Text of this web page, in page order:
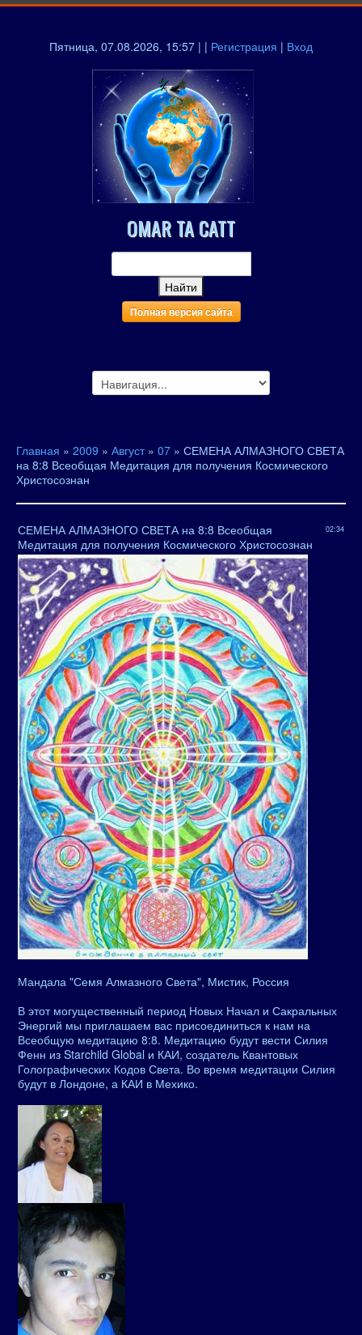
Пятница, 07.08.2026, 15:57 | | Регистрация | Вход
OMAR TA CATT
Полная версия сайта
Главная » 2009 » Август » 07 » СЕМЕНА АЛМАЗНОГО СВЕТА
на 8:8 Всеобщая Медитация для получения Космического
Христосознан
02:34
СЕМЕНА АЛМАЗНОГО СВЕТА на 8:8 Всеобщая
Медитация для получения Космического Христосознан
Мандала "Семя Алмазного Света", Мистик, Россия
В этот могущественный период Новых Начал и Сакральных
Энергий мы приглашаем вас присоединиться к нам на
Всеобщую медитацию 8:8. Медитацию будут вести Силия
Фенн из Starchild Global и КАИ, создатель Квантовых
Голографических Кодов Света. Во время медитации Силия
будут в Лондоне, а КАИ в Мехико.